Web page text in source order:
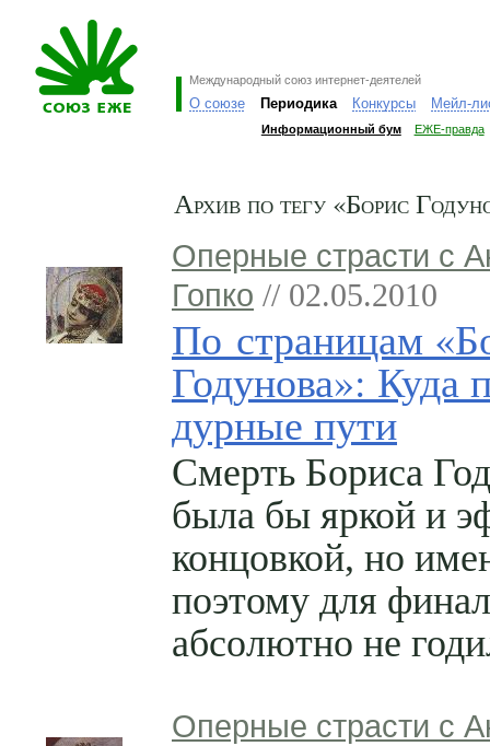
Международный союз интернет-деятелей
О союзе Периодика Конкурсы Мейл-
Информационный бум ЕЖЕ-правда
Архив по тегу «Борис
Оперные страсти с
Гопко // 02.05.2010
По страницам
Годунова»: Куда
дурные пути
Смерть Бориса
была бы яркой и
концовкой, но
поэтому для
абсолютно не
Оперные страсти с